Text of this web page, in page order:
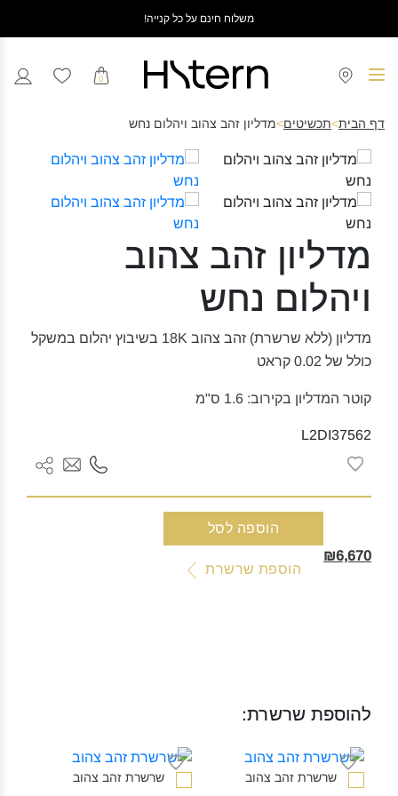
משלוח חינם על כל קנייה!
0
דף הבית>תכשיטים>מדליון זהב צהוב ויהלום נחש
מדליון זהב צהוב
ויהלום נחש
מדליון (ללא שרשרת) זהב צהוב 18K בשיבוץ יהלום במשקל
כולל של 0.02 קראט
קוטר המדליון בקירוב: 1.6 ס"מ
L2DI37562
₪6,670
של
מדליון
הוספה לסל
הוספת שרשרת
להוספת שרשרת:
שרשרת זהב צהוב‎ שרשרת זהב צהוב‎